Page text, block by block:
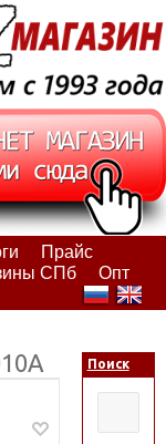
Прайс
СПб
Опт
Поиск